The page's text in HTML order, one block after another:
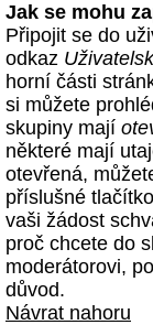
Jak se mohu
Připojit se do
odkaz
horní části
si můžete
skupiny mají
některé mají
otevřená,
příslušné
vaši žádost
proč chcete do
moderátorovi,
důvod.
Návrat nahoru